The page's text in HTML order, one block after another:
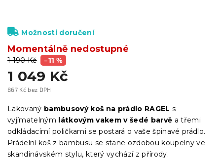
1 190 Kč –11 %
1 049 Kč
867 Kč bez DPH
cena:
Momentálně nedostupné
Možnosti doručení
Lakovaný bambusový koš na prádlo RAGEL s
vyjímatelným látkovým vakem v šedé barvě a třemi
odkládacímí poličkami se postará o vaše špinavé prádlo.
Prádelní koš z bambusu se stane ozdobou koupelny ve
skandinávském stylu, který vychází z přírody.